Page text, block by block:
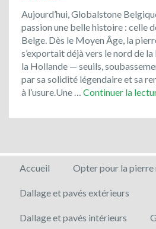
Aujourd’hui, Globalstone
passion une belle histoire : celle
Belge. Dès le Moyen Âge, la
s’exportait déjà vers le nord de
la Hollande — seuils,
par sa solidité légendaire et sa
à l’usure.Une … Continuer la
Accueil Opter pour la pierre
Dallage et pavés extérieurs
Dallage et pavés intérieurs